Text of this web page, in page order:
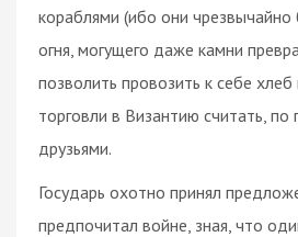
кораблями (ибо они чрезвычайно
огня, могущего даже камни
позволить провозить к себе
торговли в Византию считать,
друзьями.
Государь охотно принял
предпочитал войне, зная, что